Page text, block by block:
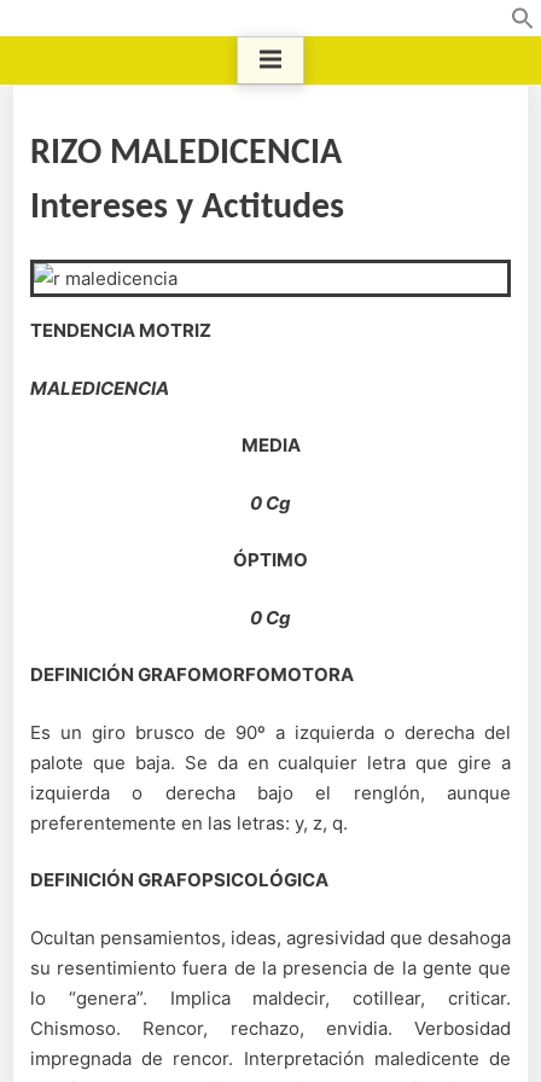
RIZO MALEDICENCIA
Intereses y Actitudes
TENDENCIA MOTRIZ
MALEDICENCIA
MEDIA
0 Cg
ÓPTIMO
0 Cg
DEFINICIÓN GRAFOMORFOMOTORA
Es un giro brusco de 90º a izquierda o derecha del
palote que baja. Se da en cualquier letra que gire a
izquierda o derecha bajo el renglón, aunque
preferentemente en las letras: y, z, q.
DEFINICIÓN GRAFOPSICOLÓGICA
Ocultan pensamientos, ideas, agresividad que desahoga
su resentimiento fuera de la presencia de la gente que
lo “genera”. Implica maldecir, cotillear, criticar.
Chismoso. Rencor, rechazo, envidia. Verbosidad
impregnada de rencor. Interpretación maledicente de